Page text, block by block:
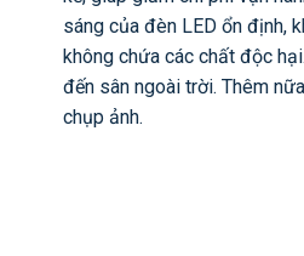
sáng của đèn LED ổn định,
không chứa các chất độc
đến sân ngoài trời. Thêm
chụp ảnh.